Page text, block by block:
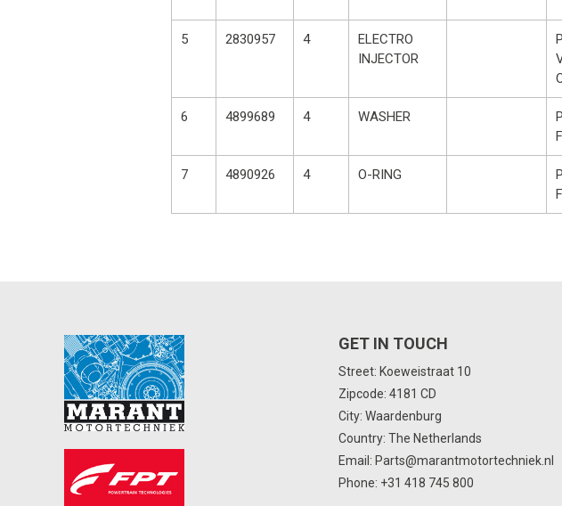
5 2830957 4
ELECTRO
INJECTOR
6 4899689 4 WASHER
7 4890926 4 O-RING
GET IN TOUCH
Street: Koeweistraat 10
Zipcode: 4181 CD
City: Waardenburg
Country: The Netherlands
Email: Parts@marantmotortechniek.nl
Phone: +31 418 745 800